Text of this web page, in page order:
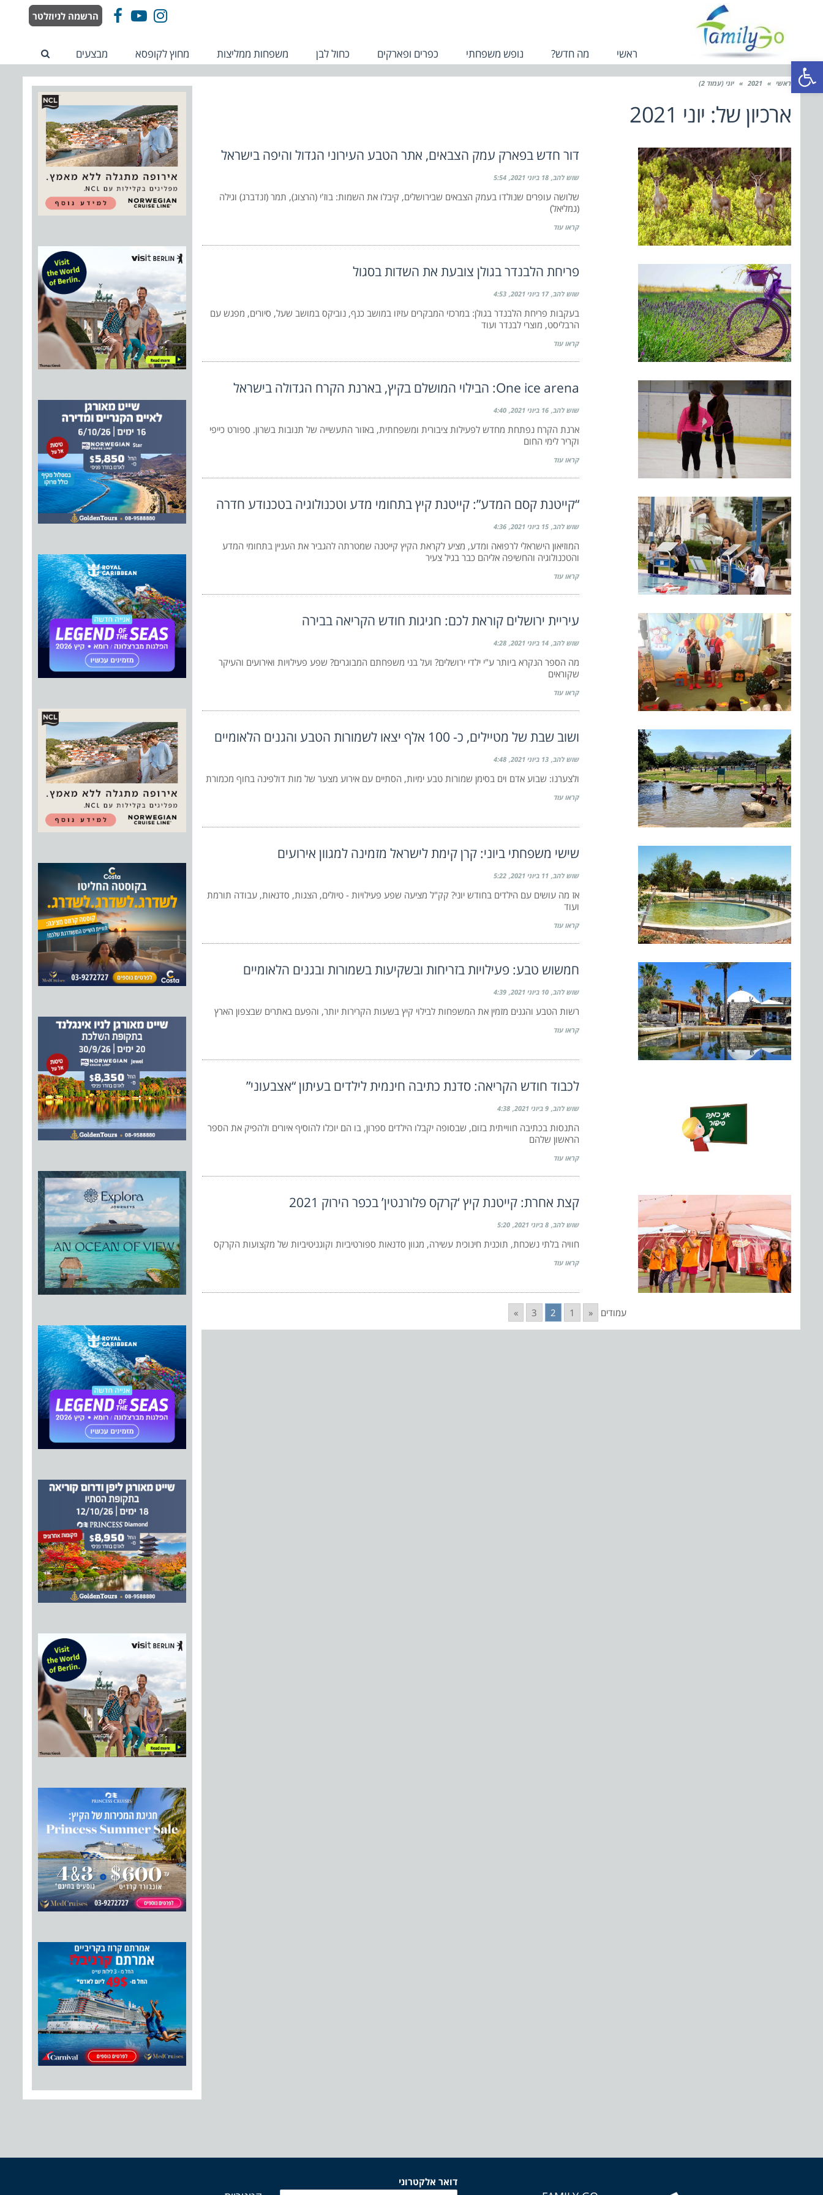
פתח סרגל נגישות
FacebookYouTube
Instagram הרשמה לניוזלטר
ראשי מה חדש? נופש משפחתי כפרים ופארקים כחול לבן משפחות ממליצות מחוץ לקופסא מבצעים
ראשי »
2021
» יוני (עמוד 2)
ארכיון של: יוני 2021
דור חדש בפארק עמק הצבאים, אתר הטבע העירוני הגדול והיפה בישראל
שוש להב 18 ביוני 2021 5:54
שלושה עופרים שנולדו בעמק הצבאים שבירושלים, קיבלו את השמות: בוז'י (הרצוג), תמר (זנדברג) וגילה
(גמליאל)
קראו עוד
פריחת הלבנדר בגולן צובעת את השדות בסגול
שוש להב 17 ביוני 2021 4:53
בעקבות פריחת הלבנדר בגולן: במרכזי המבקרים עזיזו במושב כנף, נוביקס במושב שעל, סיורים, מפגש עם
הרבליסט, מוצרי לבנדר ועוד
קראו עוד
One ice arena: הבילוי המושלם בקיץ, בארנת הקרח הגדולה בישראל
שוש להב 16 ביוני 2021 4:40
ארנת הקרח נפתחת מחדש לפעילות ציבורית ומשפחתית, באזור התעשייה של תנובות בשרון. ספורט כייפי
וקריר לימי החום
קראו עוד
“קייטנת קסם המדע”: קייטנת קיץ בתחומי מדע וטכנולוגיה בטכנודע חדרה
שוש להב 15 ביוני 2021 4:36
המוזיאון הישראלי לרפואה ומדע, מציע לקראת הקיץ קייטנה שמטרתה להגביר את העניין בתחומי המדע
והטכנולוגיה והחשיפה אליהם כבר בגיל צעיר
קראו עוד
עיריית ירושלים קוראת לכם: חגיגות חודש הקריאה בבירה
שוש להב 14 ביוני 2021 4:28
מה הספר הנקרא ביותר ע"י ילדי ירושלים? ועל בני משפחתם המבוגרים? שפע פעילויות ואירועים והעיקר
שקוראים
קראו עוד
ושוב שבת של מטיילים, כ- 100 אלף יצאו לשמורות הטבע והגנים הלאומיים
שוש להב 13 ביוני 2021 4:48
ולצערנו: שבוע אדם וים בסימן שמורות טבע ימיות, הסתיים עם אירוע מצער של מות דולפינה בחוף מכמורת
קראו עוד
שישי משפחתי ביוני: קרן קימת לישראל מזמינה למגוון אירועים
שוש להב 11 ביוני 2021 5:22
אז מה עושים עם הילדים בחודש יוני? קק"ל מציעה שפע פעילויות - טיולים, הצגות, סדנאות, עבודה תורמת
ועוד
קראו עוד
חמשוש טבע: פעילויות בזריחות ובשקיעות בשמורות ובגנים הלאומיים
שוש להב 10 ביוני 2021 4:39
רשות הטבע והגנים מזמין את המשפחות לבילוי קיץ בשעות הקרירות יותר, והפעם באתרים שבצפון הארץ
קראו עוד
לכבוד חודש הקריאה: סדנת כתיבה חינמית לילדים בעיתון “אצבעוני”
שוש להב 9 ביוני 2021 4:38
התנסות בכתיבה חווייתית בזום, שבסופה יקבלו הילדים ספרון, בו הם יוכלו להוסיף איורים ולהפיק את הספר
הראשון שלהם
קראו עוד
קצת אחרת: קייטנת קיץ ‘קרקס פלורנטין’ בכפר הירוק 2021
שוש להב 8 ביוני 2021 5:20
חוויה בלתי נשכחת, תוכנית חינוכית עשירה, מגוון סדנאות ספורטיביות וקוגניטיביות של מקצועות הקרקס
קראו עוד
עמודים «
1
2
3
»
דואר אלקטרוני